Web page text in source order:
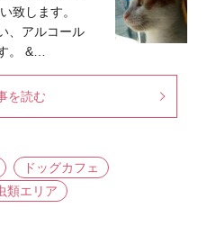
致します。
、アルコール
。 &…
を読む
ドッグカフェ
類エリア